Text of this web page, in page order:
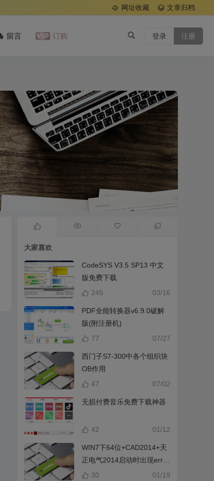
网址收藏 文章归档
留言 订购 登录 注册
大家喜欢
CodeSYS V3.5 SP13 中文
版免费下载
03/16
245
PDF全能转换器v6.9.0破解
版(附注册机)
07/27
77
西门子S7-300中各个组织块
OB作用
07/02
47
无损付费音乐免费下载神器
01/12
42
WIN7下64位+CAD2014+天
正电气2014启动时出现error
提示解决办法
01/19
30